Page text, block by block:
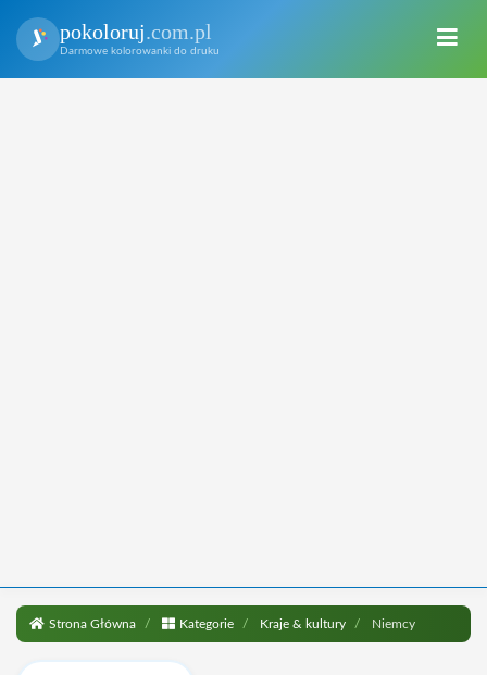
pokoloruj.com.pl
Darmowe kolorowanki do druku
Strona Główna Kategorie Kraje & kultury Niemcy